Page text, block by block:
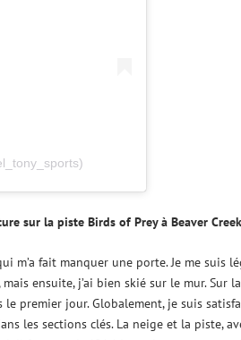
sur la piste Birds of Prey à Beaver
m’a fait manquer une porte. Je me suis
ensuite, j’ai bien skié sur le mur. Sur
jour. Globalement, je suis
les sections clés. La neige et la piste,